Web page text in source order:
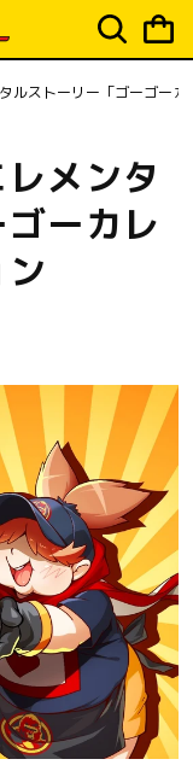
ン
グ
ー
ルストーリー「ゴーゴー
メンタ
ーカレ